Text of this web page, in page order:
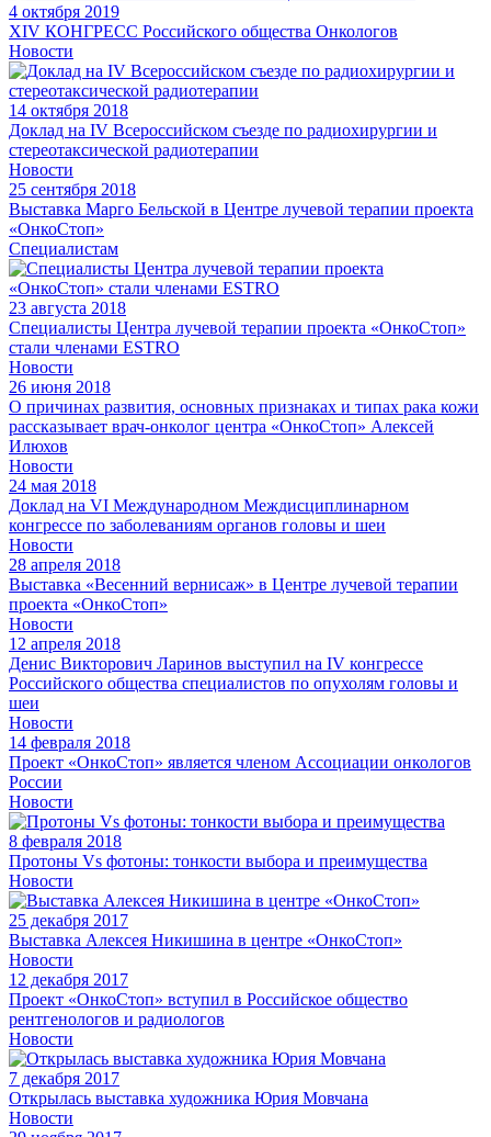
4 октября 2019
XIV КОНГРЕСС Российского общества Онкологов
Новости
14 октября 2018
Доклад на IV Всероссийском съезде по радиохирургии и
стереотаксической радиотерапии
Новости
25 сентября 2018
Выставка Марго Бельской в Центре лучевой терапии проекта
«ОнкоСтоп»
Специалистам
23 августа 2018
Специалисты Центра лучевой терапии проекта «ОнкоСтоп»
стали членами ESTRO
Новости
26 июня 2018
О причинах развития, основных признаках и типах рака кожи
рассказывает врач-онколог центра «ОнкоСтоп» Алексей
Илюхов
Новости
24 мая 2018
Доклад на VI Международном Междисциплинарном
конгрессе по заболеваниям органов головы и шеи
Новости
28 апреля 2018
Выставка «Весенний вернисаж» в Центре лучевой терапии
проекта «ОнкоСтоп»
Новости
12 апреля 2018
Денис Викторович Ларинов выступил на IV конгрессе
Российского общества специалистов по опухолям головы и
шеи
Новости
14 февраля 2018
Проект «ОнкоСтоп» является членом Ассоциации онкологов
России
Новости
8 февраля 2018
Протоны Vs фотоны: тонкости выбора и преимущества
Новости
25 декабря 2017
Выставка Алексея Никишина в центре «ОнкоСтоп»
Новости
12 декабря 2017
Проект «ОнкоСтоп» вступил в Российское общество
рентгенологов и радиологов
Новости
7 декабря 2017
Открылась выставка художника Юрия Мовчана
Новости